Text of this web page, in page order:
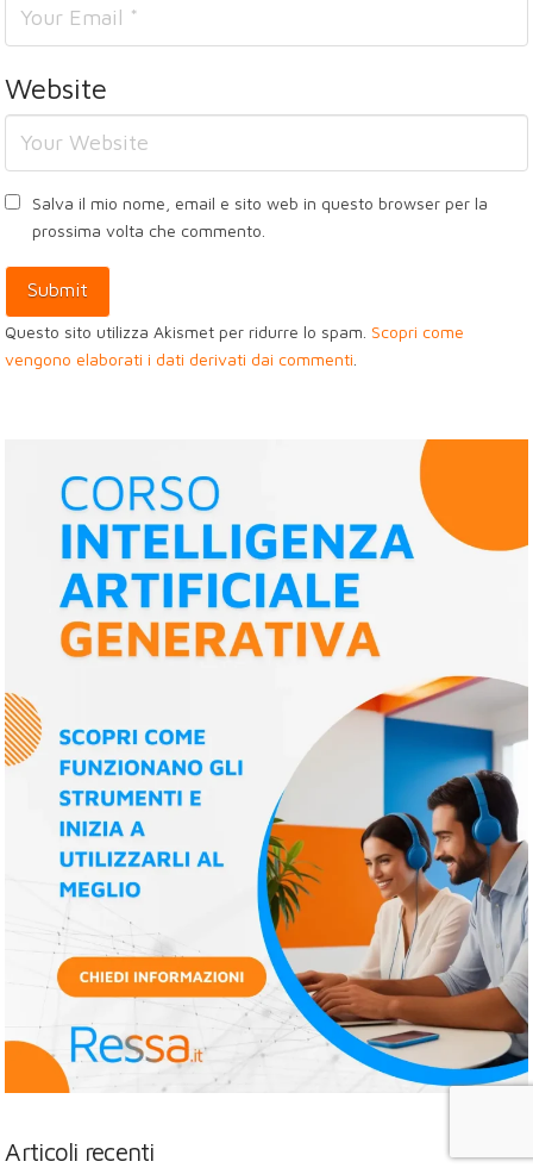
Website
Salva il mio nome, email e sito web in questo browser per la
prossima volta che commento.
Questo sito utilizza Akismet per ridurre lo spam. Scopri come
vengono elaborati i dati derivati dai commenti
Articoli recenti